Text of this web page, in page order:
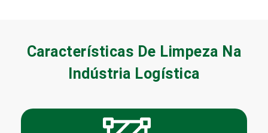
Características De Limpeza Na
Indústria Logística